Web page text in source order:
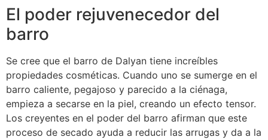
El poder rejuvenecedor del
barro
Se cree que el barro de Dalyan tiene increíbles
propiedades cosméticas. Cuando uno se sumerge en el
barro caliente, pegajoso y parecido a la ciénaga,
empieza a secarse en la piel, creando un efecto tensor.
Los creyentes en el poder del barro afirman que este
proceso de secado ayuda a reducir las arrugas y da a la